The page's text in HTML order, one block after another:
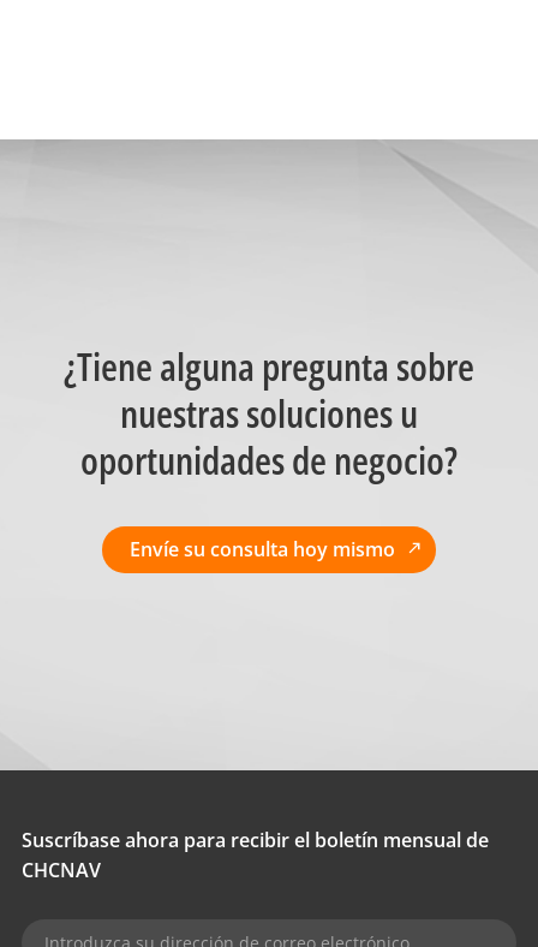
¿Tiene alguna pregunta sobre
nuestras soluciones u
oportunidades de negocio?
Envíe su consulta hoy mismo
Suscríbase ahora para recibir el boletín mensual de
CHCNAV